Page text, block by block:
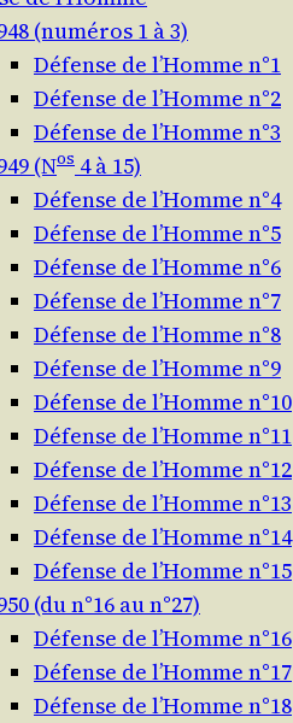
(numéros 1 à 3)
Défense de l’Homme n°1
Défense de l’Homme n°2
Défense de l’Homme n°3
(Nos 4 à 15)
Défense de l’Homme n°4
Défense de l’Homme n°5
Défense de l’Homme n°6
Défense de l’Homme n°7
Défense de l’Homme n°8
Défense de l’Homme n°9
Défense de l’Homme n°10
Défense de l’Homme n°11
Défense de l’Homme n°12
Défense de l’Homme n°13
Défense de l’Homme n°14
Défense de l’Homme n°15
(du n°16 au n°27)
Défense de l’Homme n°16
Défense de l’Homme n°17
Défense de l’Homme n°18